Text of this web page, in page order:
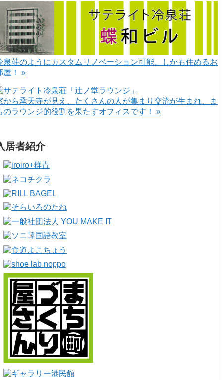
泉荘のようにカスタムリノベーション可能、しかも住めるお
屋！ »
から承天寺が見え、たくさんの人が集まり交流が生まれ、ま
のラウンジ的役割を果たすオフィスです！ »
居者紹介